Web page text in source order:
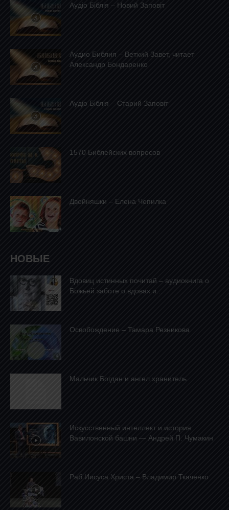
Аудіо Біблія – Новий Заповіт
Аудио Библия – Ветхий Завет, читает
Александр Бондаренко
Аудіо Біблія – Старий Заповіт
1570 Библейских вопросов
Двойняшки – Елена Чепилка
НОВЫЕ
Вдовиц истинных почитай – аудиокнига о
Божьей заботе о вдовах и...
Освобождение – Тамара Резникова
Mальчик Богдан и ангел хранитель
Искусственный интеллект и история
Вавилонской башни — Андрей П. Чумакин
Раб Иисуса Христа – Владимир Ткаченко